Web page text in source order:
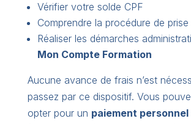
Vérifier votre solde CPF
Comprendre la procédure de
Réaliser les démarches
Mon Compte Formation
Aucune avance de frais n’est
passez par ce dispositif. Vous
opter pour un paiement personnel